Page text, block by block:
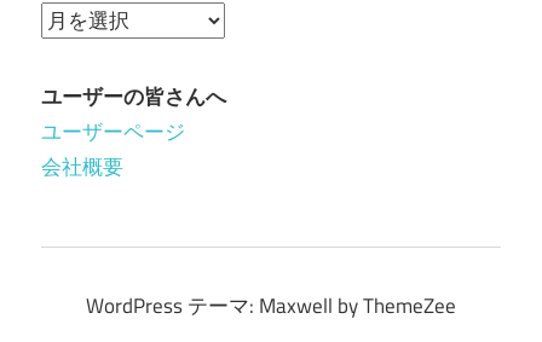
Optinews
別
ア
ー
ユーザーの皆さんへ
ユーザーページ
会社概要
WordPress テーマ: Maxwell by ThemeZee